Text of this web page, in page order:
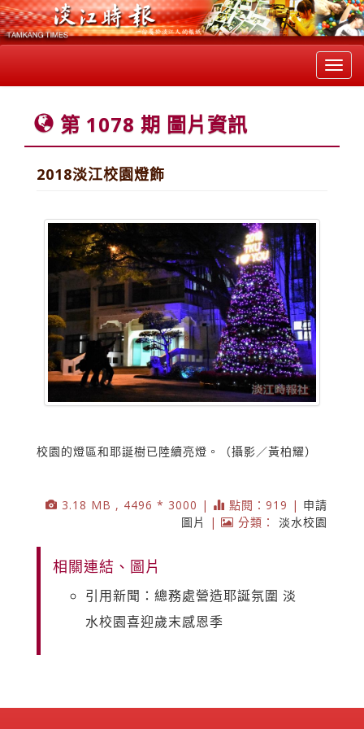
第 1078 期 圖片資訊
2018淡江校園燈飾
校園的燈區和耶誕樹已陸續亮燈。（攝影／黃柏耀）
3.18 MB , 4496 * 3000 | 點閱：919 | 申請
圖片
| 分類： 淡水校園
相關連結、圖片
引用新聞：總務處營造耶誕氛圍 淡
水校園喜迎歲末感恩季